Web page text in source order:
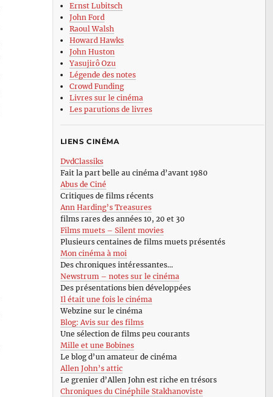
Ernst Lubitsch
John Ford
Raoul Walsh
Howard Hawks
John Huston
Yasujirô Ozu
Légende des notes
Crowd Funding
Livres sur le cinéma
Les parutions de livres
LIENS CINÉMA
DvdClassiks
Fait la part belle au cinéma d’avant 1980
Abus de Ciné
Critiques de films récents
Ann Harding’s Treasures
films rares des années 10, 20 et 30
Films muets – Silent movies
Plusieurs centaines de films muets présentés
Mon cinéma à moi
Des chroniques intéressantes…
Newstrum – notes sur le cinéma
Des présentations bien développées
Il était une fois le cinéma
Webzine sur le cinéma
Blog: Avis sur des films
Une sélection de films peu courants
Mille et une Bobines
Le blog d’un amateur de cinéma
Allen John’s attic
Le grenier d’Allen John est riche en trésors
Chroniques du Cinéphile Stakhanoviste